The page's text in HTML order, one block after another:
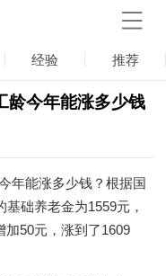
经验 推荐
龄今年能涨多少钱
能涨多少钱？根据国
础养老金为1559元，
50元，涨到了1609